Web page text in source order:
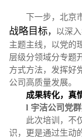
下一步，北京
战略目标，
以深
主题主线，以党的
层级分领域分专题
方式方法，发挥好
公司高质量发展。
成果转化，真
l 宇洁公司党
此次培训，不
识，更是通过生动